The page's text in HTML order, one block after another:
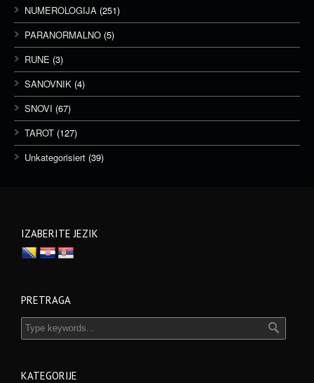
NUMEROLOGIJA (251)
PARANORMALNO (5)
RUNE (3)
SANOVNIK (4)
SNOVI (67)
TAROT (127)
Unkategorisiert (39)
IZABERITE JEZIK
PRETRAGA
KATEGORIJE